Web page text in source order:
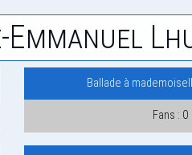
Emmanuel
Ballade à
Fans : 0